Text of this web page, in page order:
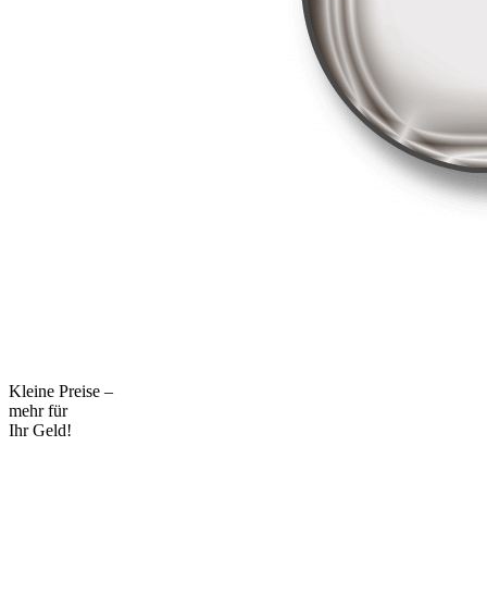
Kleine Preise –
mehr für
Ihr Geld!